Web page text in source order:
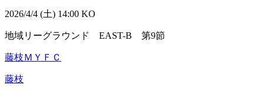
2026/4/4 (土) 14:00 KO
地域リーグラウンド EAST-B 第9節
藤枝ＭＹＦＣ
藤枝